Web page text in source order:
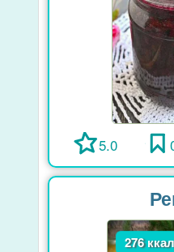
5.0
276 ккал